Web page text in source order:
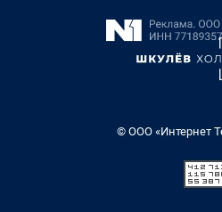
© ООО «Интернет